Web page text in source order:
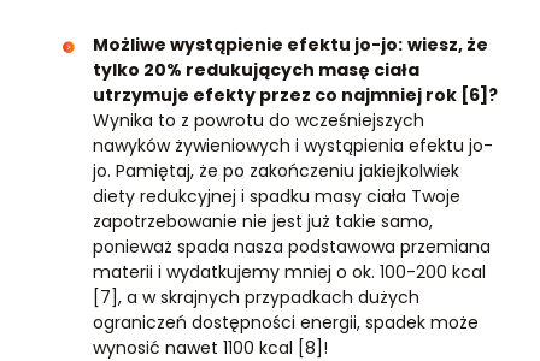
Możliwe wystąpienie efektu jo-jo: wiesz, że
tylko 20% redukujących masę ciała
utrzymuje efekty przez co najmniej rok [6]?
Wynika to z powrotu do wcześniejszych
nawyków żywieniowych i wystąpienia efektu jo-
jo. Pamiętaj, że po zakończeniu jakiejkolwiek
diety redukcyjnej i spadku masy ciała Twoje
zapotrzebowanie nie jest już takie samo,
ponieważ spada nasza podstawowa przemiana
materii i wydatkujemy mniej o ok. 100-200 kcal
[7], a w skrajnych przypadkach dużych
ograniczeń dostępności energii, spadek może
wynosić nawet 1100 kcal [8]!